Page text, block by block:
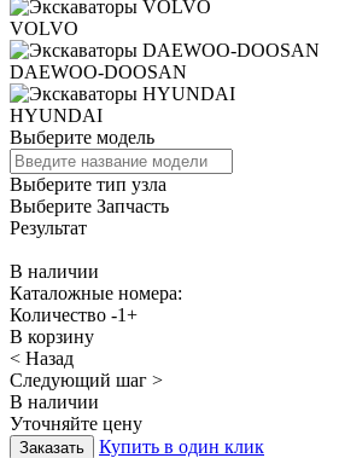
VOLVO
DAEWOO-DOOSAN
HYUNDAI
Выберите модель
Выберите тип узла
Выберите Запчасть
Результат
В наличии
Каталожные номера:
Количество -1+
В корзину
< Назад
Следующий шаг >
В наличии
Уточняйте цену
Купить в один клик